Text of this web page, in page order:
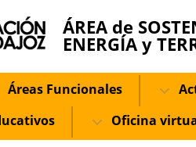
ÁREA de
ENERGÍA y
Áreas Funcionales
Oficina